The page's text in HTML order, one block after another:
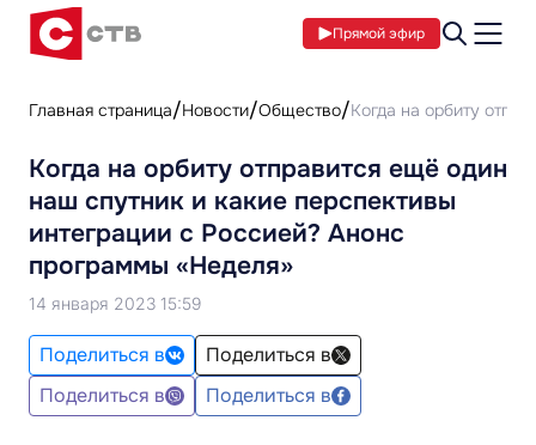
Прямой эфир
Главная страница Новости Общество Когда на орбиту
Когда на орбиту отправится ещё один
наш спутник и какие перспективы
интеграции с Россией? Анонс
программы «Неделя»
14 января 2023 15:59
Поделиться в
Поделиться в
Поделиться в
Поделиться в